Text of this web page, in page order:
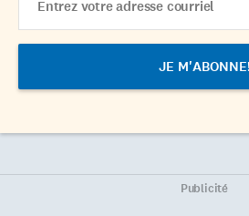
Address
Publicité